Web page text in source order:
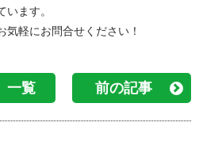
ます。
気軽にお問合せください！
一覧 前の記事